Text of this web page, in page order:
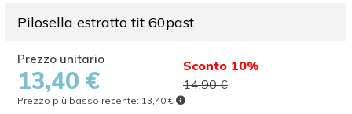
Pilosella estratto tit 60past
13,40 €
Sconto 10%
14,90 €
Prezzo più basso recente: 13,40 €